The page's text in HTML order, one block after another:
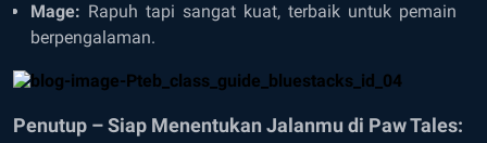
Mage: Rapuh tapi sangat kuat, terbaik untuk pemain
berpengalaman.
Penutup – Siap Menentukan Jalanmu di Paw Tales: